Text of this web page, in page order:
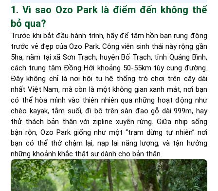
1. Vì sao Ozo Park là điểm đến không thể
bỏ qua?
Trước khi bắt đầu hành trình, hãy để tâm hồn bạn rung động
trước vẻ đẹp của Ozo Park. Công viên sinh thái này rộng gần
5ha, nằm tại xã Sơn Trạch, huyện Bố Trạch, tỉnh Quảng Bình,
cách trung tâm Đồng Hới khoảng 50-55km tùy cung đường.
Đây không chỉ là nơi hội tụ hệ thống trò chơi trên cây dài
nhất Việt Nam, mà còn là một không gian xanh mát, nơi bạn
có thể hòa mình vào thiên nhiên qua những hoạt động như
chèo kayak, tắm suối, đi bộ trên sàn đạo gỗ dài 999m, hay
thử thách bản thân với zipline xuyên rừng. Giữa nhịp sống
bận rộn, Ozo Park giống như một “trạm dừng tự nhiên” nơi
bạn có thể thở chậm lại, nạp lại năng lượng, và tận hưởng
những khoảnh khắc thật sự dành cho bản thân.